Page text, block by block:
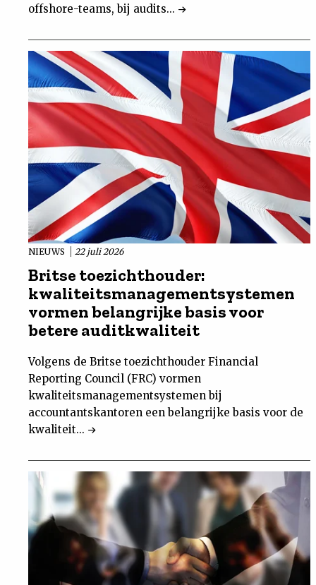
offshore-teams, bij audits...
NIEUWS 22 juli 2026
Britse toezichthouder:
kwaliteitsmanagementsystemen
vormen belangrijke basis voor
betere auditkwaliteit
Volgens de Britse toezichthouder Financial
Reporting Council (FRC) vormen
kwaliteitsmanagementsystemen bij
accountantskantoren een belangrijke basis voor de
kwaliteit...